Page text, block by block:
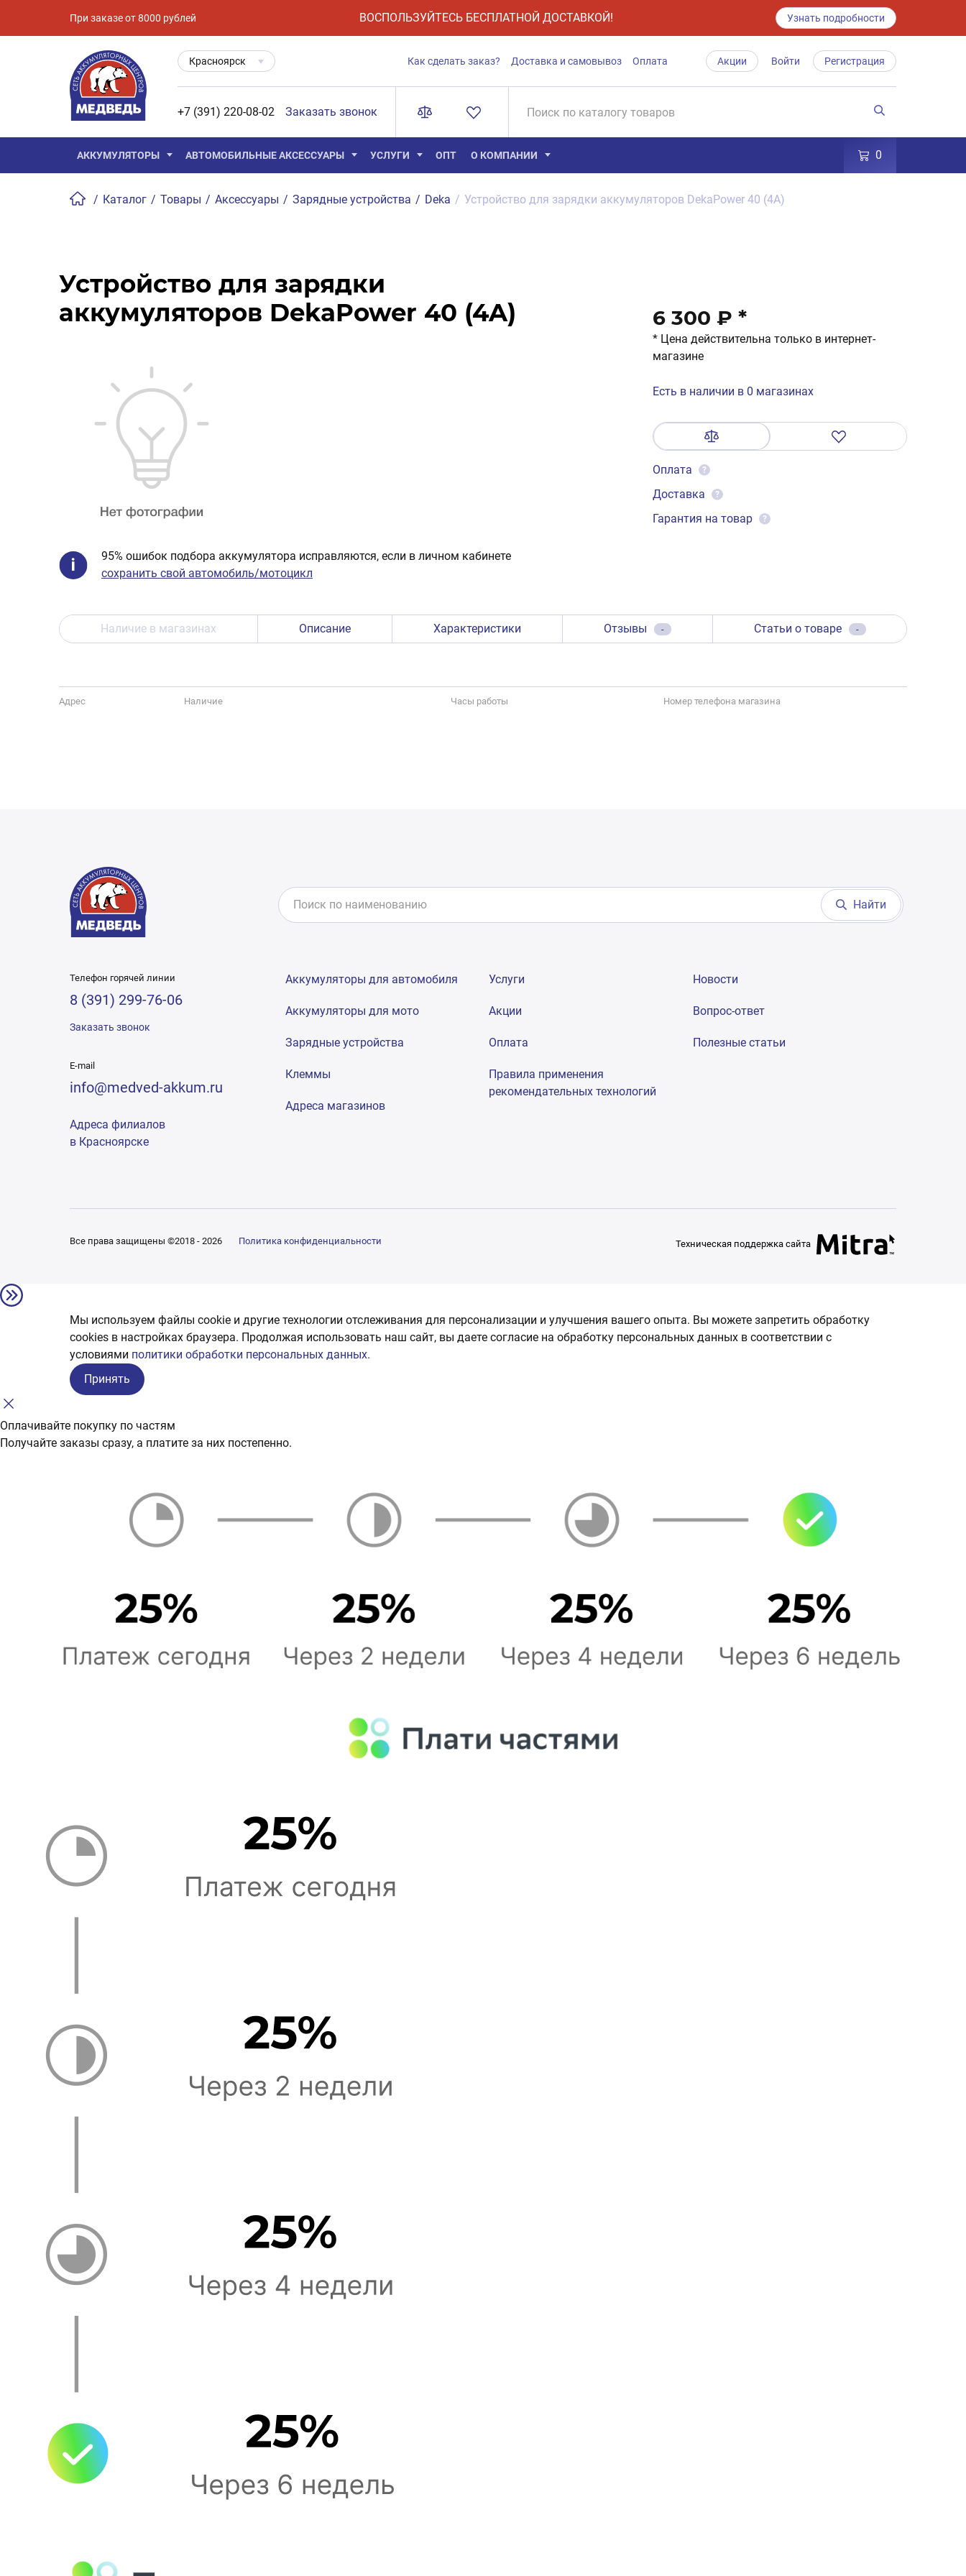
При заказе от 8000 рублей ВОСПОЛЬЗУЙТЕСЬ БЕСПЛАТНОЙ ДОСТАВКОЙ! Узнать подробности
Красноярск Как сделать заказ? Доставка и самовывоз Оплата Акции Войти Регистрация
+7 (391) 220-08-02 Заказать звонок
АККУМУЛЯТОРЫ АВТОМОБИЛЬНЫЕ АКСЕССУАРЫ УСЛУГИ ОПТ О КОМПАНИИ 0
/ Каталог / Товары / Аксессуары / Зарядные устройства / Deka / Устройство для зарядки аккумуляторов DekaPower 40 (4A)
Устройство для зарядки
аккумуляторов DekaPower 40 (4A)
95% ошибок подбора аккумулятора исправляются, если в личном кабинете
сохранить свой автомобиль/мотоцикл
6 300 ₽ *
* Цена действительна только в интернет-
магазине
Есть в наличии в 0 магазинах
Оплата ?
Доставка ?
Гарантия на товар ?
Наличие в магазинах Описание Характеристики Отзывы - Статьи о товаре -
Адрес Наличие Часы работы Номер телефона магазина
Найти
Телефон горячей линии
8 (391) 299-76-06
Заказать звонок
E-mail
info@medved-akkum.ru
Адреса филиалов
в Красноярске
Аккумуляторы для автомобиля
Аккумуляторы для мото
Зарядные устройства
Клеммы
Адреса магазинов
Услуги
Акции
Оплата
Правила применения
рекомендательных технологий
Новости
Вопрос-ответ
Полезные статьи
Все права защищены ©2018 - 2026 Политика конфиденциальности Техническая поддержка сайта
Мы используем файлы cookie и другие технологии отслеживания для персонализации и улучшения вашего опыта. Вы можете запретить обработку
сookies в настройках браузера. Продолжая использовать наш сайт, вы даете согласие на обработку персональных данных в соответствии с
условиями политики обработки персональных данных.
Принять
Оплачивайте покупку по частям
Получайте заказы сразу, а платите за них постепенно.